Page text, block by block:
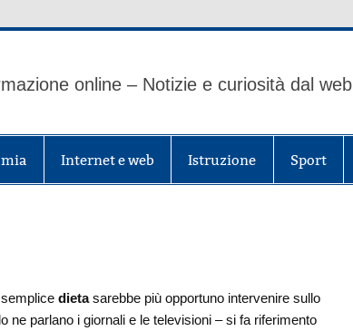
online – Notizie e curiosità dal web
Internet e web Istruzione Sport
semplicedietasarebbe più opportuno intervenire sullo
ne parlano i giornali e le televisioni – si fa riferimento